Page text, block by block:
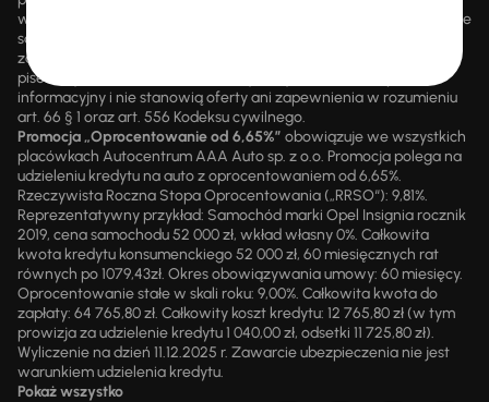
wsteczną. Szczegółowe informacje o zasadach promocji udzielane
są przez upoważnionych pracowników AAA AUTO. AAA AUTO
zastrzega sobie prawo do zawarcia umowy wyłącznie w formie
pisemnej. Prezentowane informacje mają charakter wyłącznie
informacyjny i nie stanowią oferty ani zapewnienia w rozumieniu
art. 66 § 1 oraz art. 556 Kodeksu cywilnego.
Promocja „Oprocentowanie od 6,65%” obowiązuje we wszystkich
placówkach Autocentrum AAA Auto sp. z o.o. Promocja polega na
udzieleniu kredytu na auto z oprocentowaniem od 6,65%.
Rzeczywista Roczna Stopa Oprocentowania („RRSO“): 9,81%.
Reprezentatywny przykład: Samochód marki Opel Insignia rocznik
2019, cena samochodu 52 000 zł, wkład własny 0%. Całkowita
kwota kredytu konsumenckiego 52 000 zł, 60 miesięcznych rat
równych po 1079,43zł. Okres obowiązywania umowy: 60 miesięcy.
Oprocentowanie stałe w skali roku: 9,00%. Całkowita kwota do
zapłaty: 64 765,80 zł. Całkowity koszt kredytu: 12 765,80 zł (w tym
prowizja za udzielenie kredytu 1 040,00 zł, odsetki 11 725,80 zł).
Wyliczenie na dzień 11.12.2025 r. Zawarcie ubezpieczenia nie jest
warunkiem udzielenia kredytu.
Pokaż wszystko